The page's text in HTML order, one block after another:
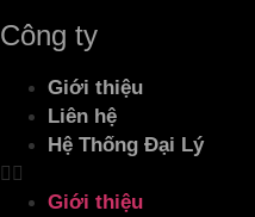
Công ty
Giới thiệu
Liên hệ
Hệ Thống Đại Lý
Giới thiệu